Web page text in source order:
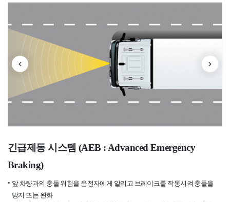
긴급제동 시스템 (AEB : Advanced Emergency
Braking)
앞 차량과의 충돌 위험을 운전자에게 알리고 브레이크를 작동시켜 충돌을
방지 또는 완화